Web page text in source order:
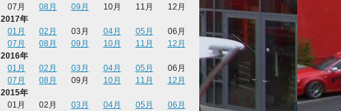
07月
08月 09月 10月 11月
12月
2017年
01月
02月 03月 04月 05月
06月
07月
08月 09月 10月 11月
12月
2016年
01月
02月 03月 04月 05月
06月
07月
08月 09月 10月 11月
12月
2015年
01月
02月 03月 04月 05月
06月